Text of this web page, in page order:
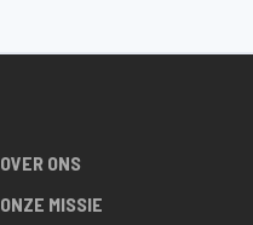
OVER ONS
ONZE MISSIE